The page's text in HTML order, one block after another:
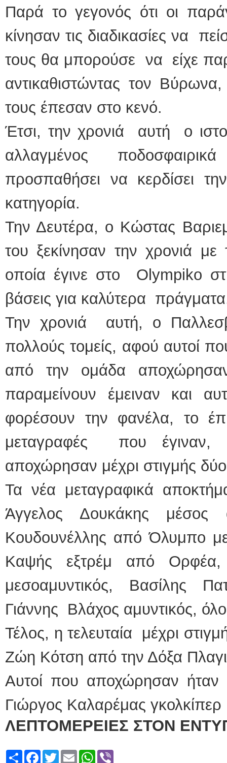
Παρά το γεγονός ότι οι
κίνησαν τις διαδικασίες να
τους θα μπορούσε να είχε
αντικαθιστώντας τον Βύρωνα,
τους έπεσαν στο κενό.
Έτσι, την χρονιά αυτή ο
αλλαγμένος
προσπαθήσει να κερδίσει
κατηγορία.
Την Δευτέρα, ο Κώστας
του ξεκίνησαν την χρονιά
οποία έγινε στο Olympiko
βάσεις για καλύτερα
Την χρονιά αυτή, ο
πολλούς τομείς, αφού αυτοί
από την ομάδα
παραμείνουν έμειναν και
φορέσουν την φανέλα, το
μεταγραφές που έγιναν,
αποχώρησαν μέχρι στιγμής
Τα νέα μεταγραφικά
Άγγελος Δουκάκης
Κουδουνέλλης από Όλυμπο
Καψής εξτρέμ από Ορφέα,
μεσοαμυντικός, Βασίλης
Γιάννης Βλάχος αμυντικός,
Τέλος, η τελευταία μέχρι
Ζώη Κότση από την Δόξα
Αυτοί που αποχώρησαν ήταν
Γιώργος Καλαρέμας
ΛΕΠΤΟΜΕΡΕΙΕΣ ΣΤΟΝ
ShareFacebook
TwitterEmailWhatsApp